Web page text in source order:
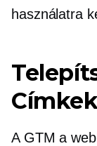
használatra
A GTM a